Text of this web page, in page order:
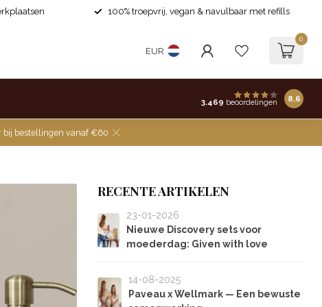
100% troepvrij, vegan & navulbaar met refills
EUR
0
3.469 beoordelingen 8.6
bij bestellingen vanaf €60
RECENTE ARTIKELEN
23-01-2026
Nieuwe Discovery sets voor
moederdag: Given with love
14-08-2025
Paveau x Wellmark — Een bewuste